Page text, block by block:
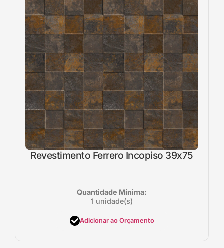
Revestimento Ferrero Incopiso 39x75
Quantidade Mínima:
1 unidade(s)
Adicionar ao Orçamento